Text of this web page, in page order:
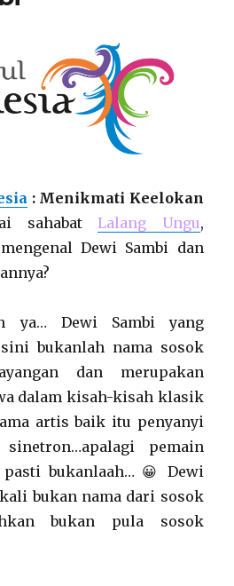
: Menikmati Keelokan
sahabatLalang Ungu,
Dewi Sambi dan
ya… Dewi Sambi yang
bukanlah nama sosok
dan merupakan
dalam kisah-kisah klasik
artis baik itu penyanyi
pemain
pasti bukanlaah… 😀 Dewi
bukan nama dari sosok
bukan pula sosok